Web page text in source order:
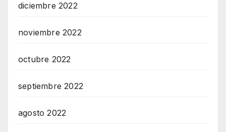
diciembre 2022
noviembre 2022
octubre 2022
septiembre 2022
agosto 2022